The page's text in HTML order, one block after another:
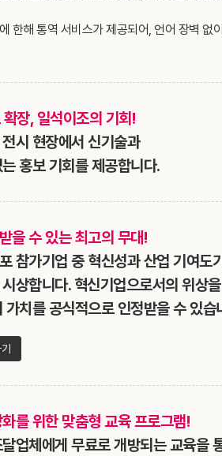
한해 통역 서비스가 제공되어, 언어 장벽 없
장, 일석이조의 기회!
시 현장에서 신기술과
홍보 기회를 제공합니다.
을 수 있는 최고의 무대!
참가기업 중 혁신성과 산업 기여도
상합니다. 혁신기업으로서의 위상을
치를 공식적으로 인정받을 수 있습
를 위한 맞춤형 교육 프로그램!
업체에게 무료로 개방되는 교육을